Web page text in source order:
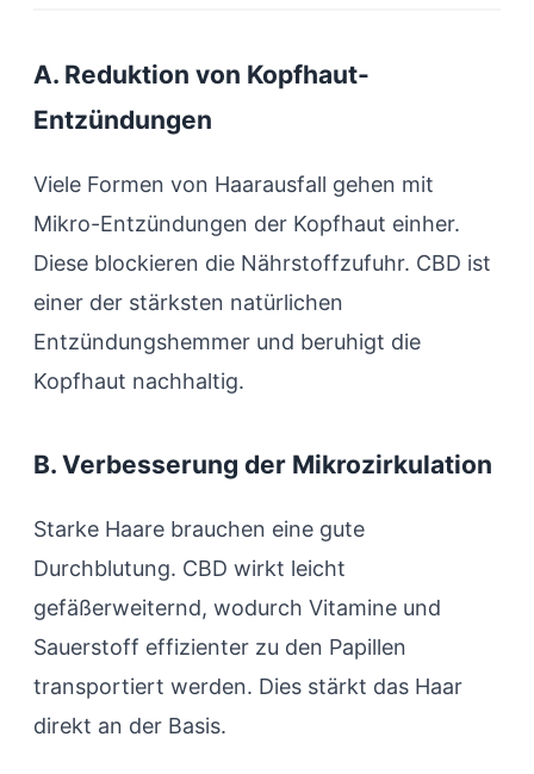
A. Reduktion von Kopfhaut-
Entzündungen
Viele Formen von Haarausfall gehen mit
Mikro-Entzündungen der Kopfhaut einher.
Diese blockieren die Nährstoffzufuhr. CBD ist
einer der stärksten natürlichen
Entzündungshemmer und beruhigt die
Kopfhaut nachhaltig.
B. Verbesserung der Mikrozirkulation
Starke Haare brauchen eine gute
Durchblutung. CBD wirkt leicht
gefäßerweiternd, wodurch Vitamine und
Sauerstoff effizienter zu den Papillen
transportiert werden. Dies stärkt das Haar
direkt an der Basis.